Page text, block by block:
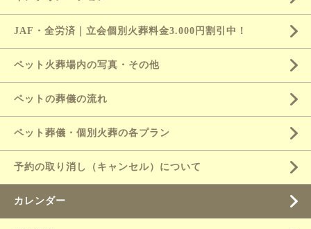
JAF・全労済｜立会個別火葬料金3.000円割引中！
ペット火葬場内の写真・その他
ペットの葬儀の流れ
ペット葬儀・個別火葬の各プラン
予約の取り消し（キャンセル）について
カレンダー